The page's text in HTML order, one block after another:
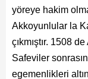
İmar Müdürlüğü
Duyurular
Foto Galeri
yöreye hakim
Akkoyunlular la
çıkmıştır. 1508
Safeviler
egemenlikleri